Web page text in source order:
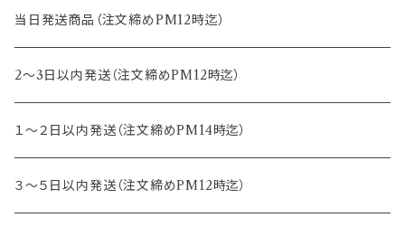
15.0mm
14.4mm
13.2mm
13.3mm
13.4mm
13.5mm
8.8mm
8.5mm
エヌズコレクション
トパーズ
キャンディーマジック
レヴィア
当日発送商品（注文締めPM12時迄）
2～3日以内発送（注文締めPM12時迄）
１～２日以内発送（注文締めPM14時迄）
３～５日以内発送（注文締めPM12時迄）